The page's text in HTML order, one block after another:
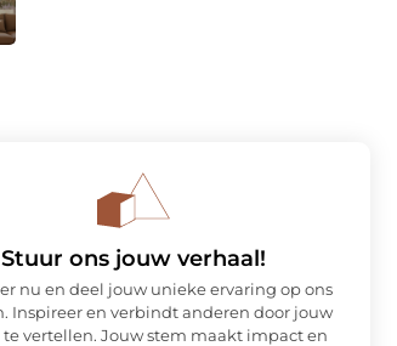
Stuur ons jouw verhaal!
nu en deel jouw unieke ervaring op ons
Inspireer en verbindt anderen door jouw
te vertellen. Jouw stem maakt impact en